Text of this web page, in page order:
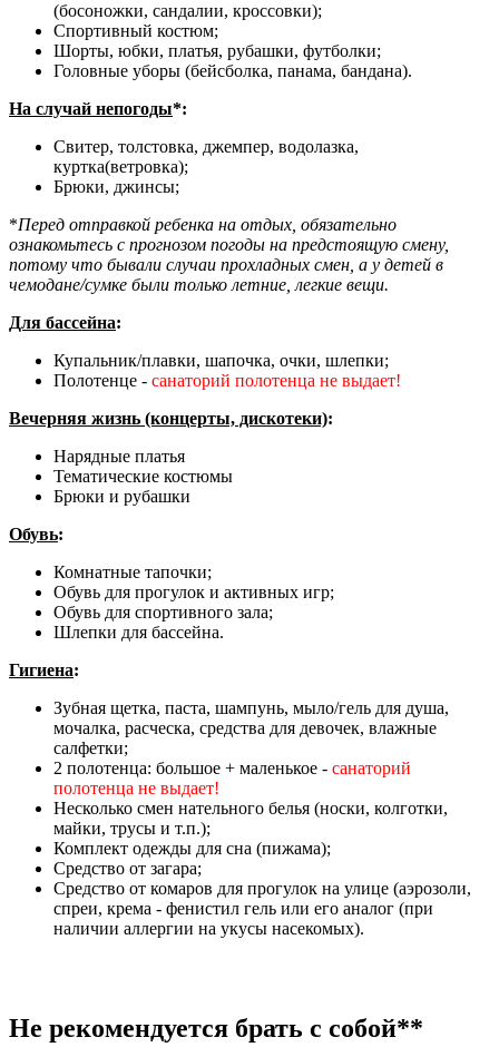
(босоножки, сандалии, кроссовки);
Спортивный костюм;
Шорты, юбки, платья, рубашки, футболки;
Головные уборы (бейсболка, панама, бандана).
На случай непогоды*:
Свитер, толстовка, джемпер, водолазка,
куртка(ветровка);
Брюки, джинсы;
*Перед отправкой ребенка на отдых, обязательно
ознакомьтесь с прогнозом погоды на предстоящую смену,
потому что бывали случаи прохладных смен, а у детей в
чемодане/сумке были только летние, легкие вещи.
Для бассейна:
Купальник/плавки, шапочка, очки, шлепки;
Полотенце - санаторий полотенца не выдает!
Вечерняя жизнь (концерты, дискотеки):
Нарядные платья
Тематические костюмы
Брюки и рубашки
Обувь:
Комнатные тапочки;
Обувь для прогулок и активных игр;
Обувь для спортивного зала;
Шлепки для бассейна.
Гигиена:
Зубная щетка, паста, шампунь, мыло/гель для душа,
мочалка, расческа, средства для девочек, влажные
салфетки;
2 полотенца: большое + маленькое - санаторий
полотенца не выдает!
Несколько смен нательного белья (носки, колготки,
майки, трусы и т.п.);
Комплект одежды для сна (пижама);
Средство от загара;
Средство от комаров для прогулок на улице (аэрозоли,
спреи, крема - фенистил гель или его аналог (при
наличии аллергии на укусы насекомых).
Не рекомендуется брать с собой**